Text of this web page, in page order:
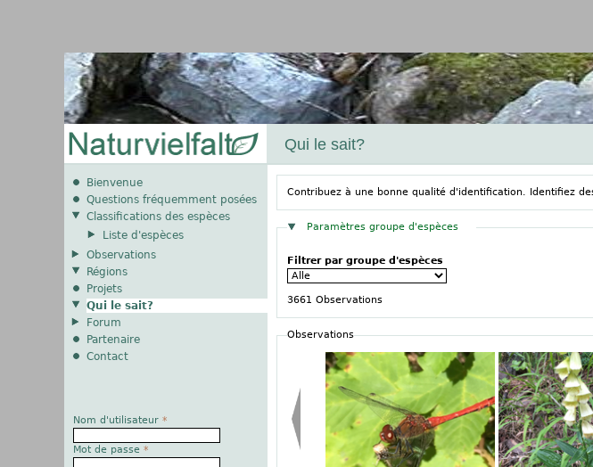
Qui le sait?
Contribuez à une bonne qualité d'identification. Identifiez
Masquer
Paramètres groupe d'espèces
Filtrer par groupe d'espèces
3661 Observations
Observations
Bienvenue
Questions fréquemment posées
Classifications des espèces
Liste d'espèces
Observations
Régions
Projets
Qui le sait?
Forum
Partenaire
Contact
Nom d'utilisateur *
Mot de passe *